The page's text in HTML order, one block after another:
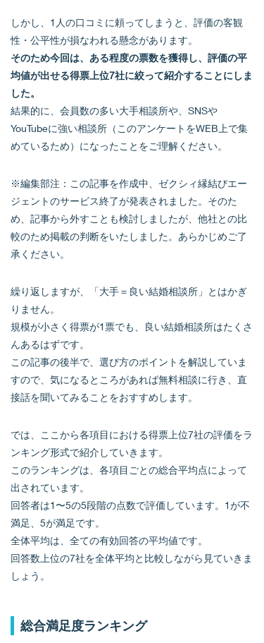
しかし、1人の口コミに頼ってしまうと、評価の客観
性・公平性が損なわれる懸念があります。
そのため今回は、ある程度の票数を獲得し、評価の平
均値が出せる得票上位7社に絞って紹介することにしま
した。
結果的に、会員数の多い大手相談所や、SNSや
YouTubeに強い相談所（このアンケートをWEB上で集
めているため）になったことをご理解ください。
※編集部注：この記事を作成中、ゼクシィ縁結びエー
ジェントのサービス終了が発表されました。そのた
め、記事から外すことも検討しましたが、他社との比
較のため掲載の判断をいたしました。あらかじめご了
承ください。
繰り返しますが、「大手＝良い結婚相談所」とはかぎ
りません。
規模が小さく得票が1票でも、良い結婚相談所はたくさ
んあるはずです。
この記事の後半で、選び方のポイントを解説していま
すので、気になるところがあれば無料相談に行き、直
接話を聞いてみることをおすすめします。
では、ここから各項目における得票上位7社の評価をラ
ンキング形式で紹介していきます。
このランキングは、各項目ごとの総合平均点によって
出されています。
回答者は1〜5の5段階の点数で評価しています。1が不
満足、5が満足です。
全体平均は、全ての有効回答の平均値です。
回答数上位の7社を全体平均と比較しながら見ていきま
しょう。
総合満足度ランキング